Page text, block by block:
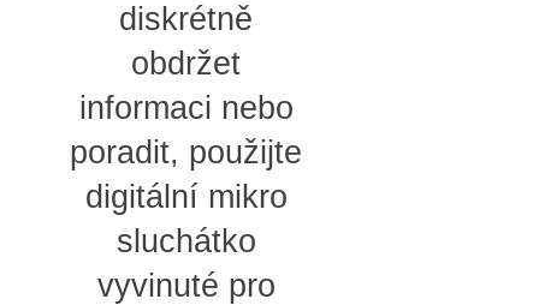
diskrétně
obdržet
informaci nebo
poradit, použijte
digitální mikro
sluchátko
vyvinuté pro